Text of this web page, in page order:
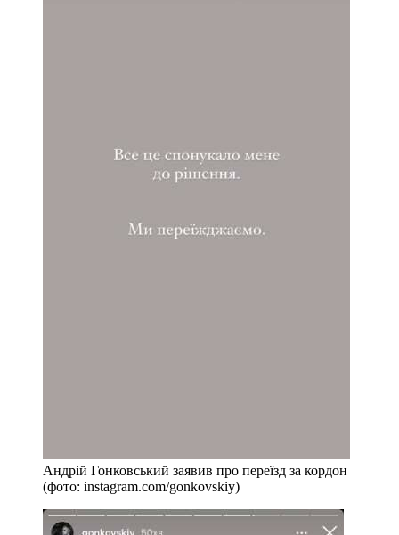
Андрій Гонковський заявив про переїзд за кордон
(фото: instagram.com/gonkovskiy)